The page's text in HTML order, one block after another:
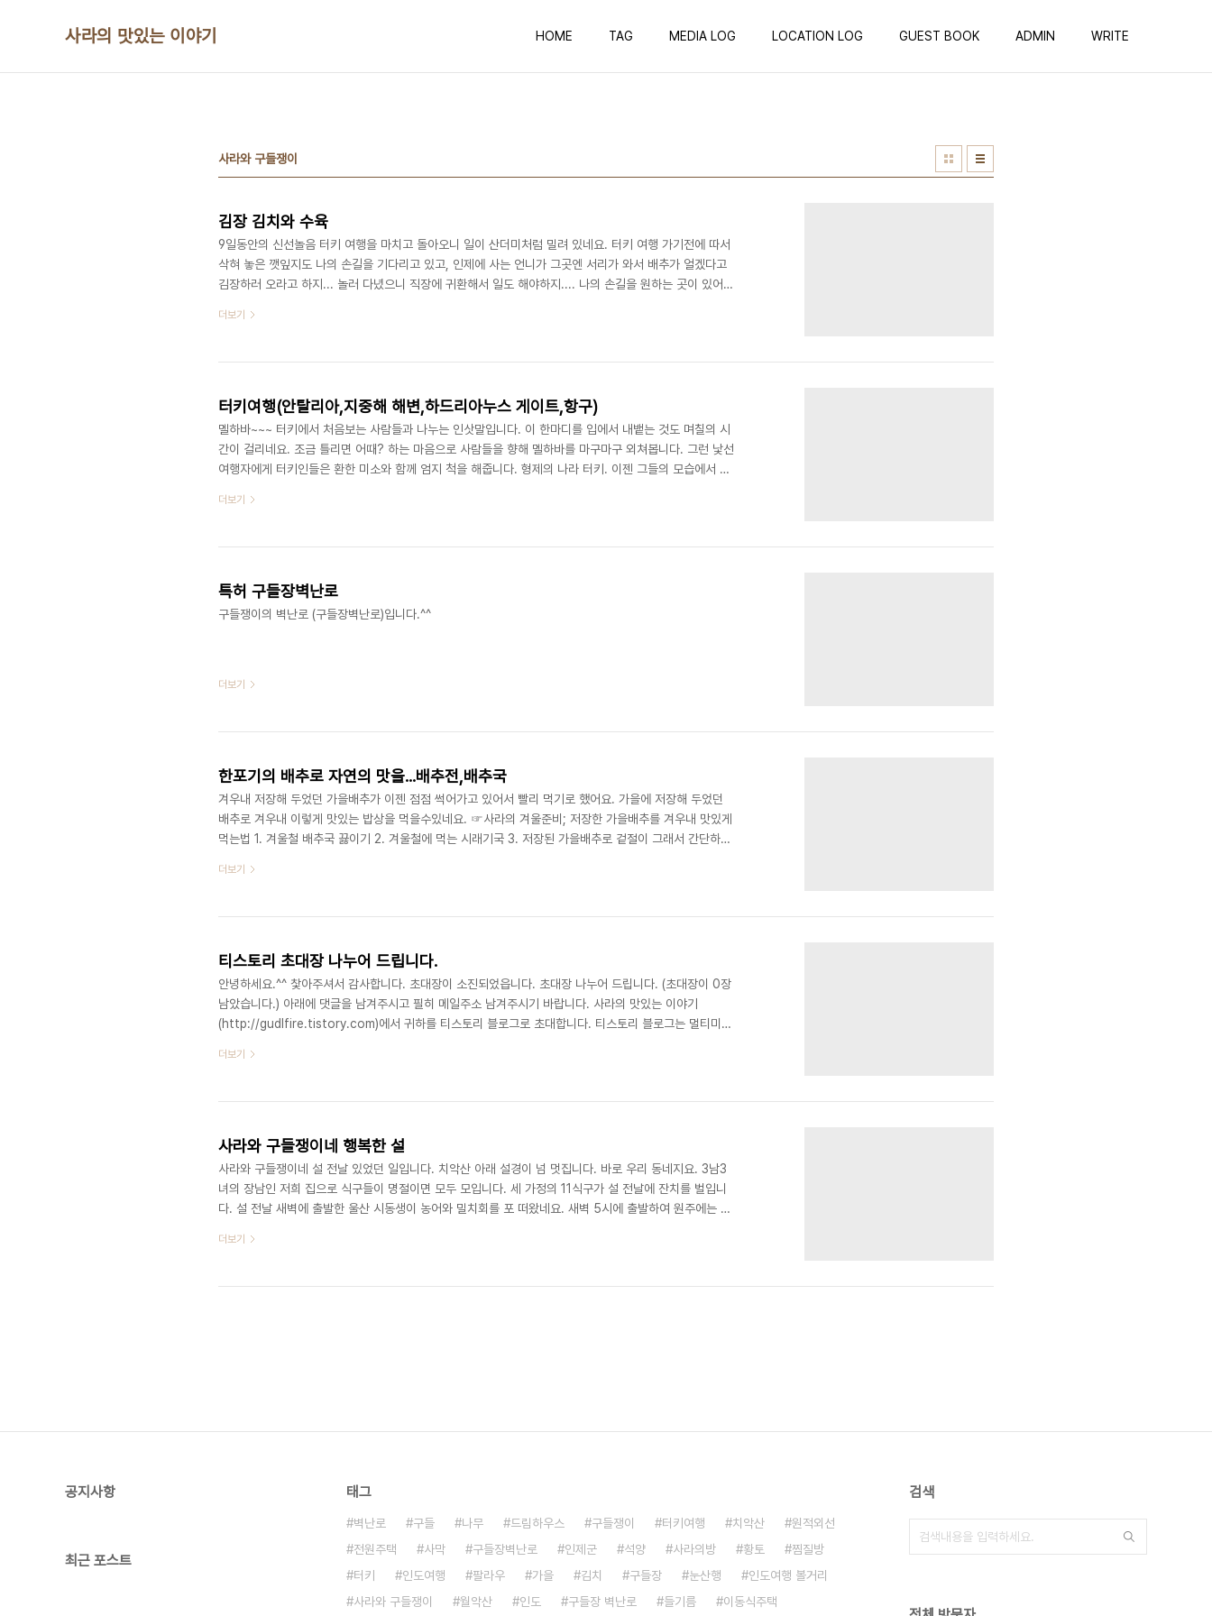
사라의 맛있는 이야기 HOME TAG MEDIA LOG LOCATION LOG GUEST BOOK ADMIN WRITE
사라와 구들쟁이
김장 김치와 수육
9일동안의 신선놀음 터키 여행을 마치고 돌아오니 일이 산더미처럼 밀려 있네요. 터키 여행 가기전에 따서
삭혀 놓은 깻잎지도 나의 손길을 기다리고 있고, 인제에 사는 언니가 그곳엔 서리가 와서 배추가 얼겠다고
김장하러 오라고 하지... 놀러 다녔으니 직장에 귀환해서 일도 해야하지.... 나의 손길을 원하는 곳이 있어서
완성했고, 그러느라 여행다녀온 짐보따리는 방구석에 처박혀 있는데, 직장에 다녀오니, 사랑하는 나의 고운
수육을 준비했습니다. 그동안의 피로도 풀겸 술 한잔을 곁들이기로 했습니다. 어때요?..
더보기
터키여행(안탈리아,지중해 해변,하드리아누스 게이트,항구)
멜하바~~~ 터키에서 처음보는 사람들과 나누는 인삿말입니다. 이 한마디를 입에서 내뱉는 것도 며칠의 시
간이 걸리네요. 조금 틀리면 어때? 하는 마음으로 사람들을 향해 멜하바를 마구마구 외쳐봅니다. 그런 낯선
여행자에게 터키인들은 환한 미소와 함께 엄지 척을 해줍니다. 형제의 나라 터키. 이젠 그들의 모습에서 우
이 터키에 적응하고 있습니다. 시차가 6시간이 늦다 보니 시간 감각도, 몸도, 마음도 추스르기 전에 빡빡한
보니 벤츠 버스에서 달콤한 잠을 청해봅니다. 정규영 가이드님의 친절한 터키 역사도 공부..
더보기
특허 구들장벽난로
구들쟁이의 벽난로 (구들장벽난로)입니다.^^
더보기
한포기의 배추로 자연의 맛을...배추전,배추국
겨우내 저장해 두었던 가을배추가 이젠 점점 썩어가고 있어서 빨리 먹기로 했어요. 가을에 저장해 두었던
배추로 겨우내 이렇게 맛있는 밥상을 먹을수있네요. ☞사라의 겨울준비; 저장한 가을배추를 겨우내 맛있게
먹는법 1. 겨울철 배추국 끓이기 2. 겨울철에 먹는 시래기국 3. 저장된 가을배추로 겉절이 그래서 간단하고
았어요. 배추장국에 넣을 두부를 잘게 준비합니다. 후라이팬에 생배추를 부침가루에 묻혀 전을 부치면 되지
나네요. 배추를 바로 씻어서 전을 부쳤는데 들큰한 자연의 맛이 그대로 입안에 전해지네요...
더보기
티스토리 초대장 나누어 드립니다.
안녕하세요.^^ 찿아주셔서 감사합니다. 초대장이 소진되었읍니다. 초대장 나누어 드립니다. (초대장이 0장
남았습니다.) 아래에 댓글을 남겨주시고 필히 메일주소 남겨주시기 바랍니다. 사라의 맛있는 이야기
(http://gudlfire.tistory.com)에서 귀하를 티스토리 블로그로 초대합니다. 티스토리 블로그는 멀티미디
가능합니다. 사라와 구들쟁이의 알콩달콩 삶의 이야기 읽어주셔서 감사합니다.^^ 꾸~~벅 아래의 추천손가
www.gudlfire.com
더보기
사라와 구들쟁이네 행복한 설
사라와 구들쟁이네 설 전날 있었던 일입니다. 치악산 아래 설경이 넘 멋집니다. 바로 우리 동네지요. 3남3
녀의 장남인 저희 집으로 식구들이 명절이면 모두 모입니다. 세 가정의 11식구가 설 전날에 잔치를 벌입니
다. 설 전날 새벽에 출발한 울산 시동생이 농어와 밀치회를 포 떠왔네요. 새벽 5시에 출발하여 원주에는 아
떠서 아이스박스에 포장한채 열심히 달려왔어요. 그리고 회썰기는 먹기 직전에 썰었는데 정말 싱싱하네요.
생을 저는 열심히 기다립니다. 얼마나 많이 사왔는지, 아침에 먹고 저녁에 또 실컷..
더보기
공지사항
최근 포스트
태그
벽난로 구들 나무 드림하우스 구들쟁이 터키여행 치악산
원적외선
전원주택
사막 구들장벽난로 인제군 석양 사라의방 황토
찜질방
터키
인도여행 팔라우 가을 김치 구들장 눈산행
인도여행 볼거리
사라와 구들쟁이
월악산 인도 구들장 벽난로 들기름 이동식주택
검색